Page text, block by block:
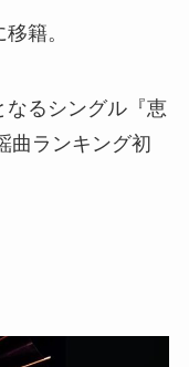
籍。
なるシングル『恵
曲ランキング初